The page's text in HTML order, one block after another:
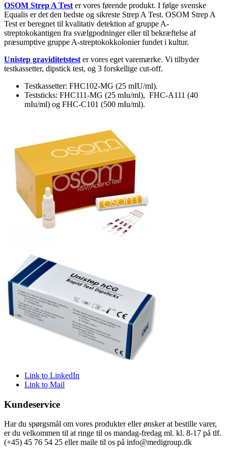
OSOM Strep A Test er vores førende produkt. I følge svenske
Equalis er det den bedste og sikreste Strep A Test. OSOM Strep A
Test er beregnet til kvalitativ detektion af gruppe A-
streptokokantigen fra svælgpodninger eller til bekræftelse af
præsumptive gruppe A-streptokokkolonier fundet i kultur.
Unistep graviditetstest er vores eget varemærke. Vi tilbyder
testkassetter, dipstick test, og 3 forskellige cut-off.
Testkassetter: FHC102-MG (25 mIU/ml).
Teststicks: FHC111-MG (25 mIu/ml), FHC-A111 (40
mIu/ml) og FHC-C101 (500 mIu/ml).
Link to LinkedIn
Link to Mail
Kundeservice
Har du spørgsmål om vores produkter eller ønsker at bestille varer,
er du velkommen til at ringe til os mandag-fredag ml. kl. 8-17 på tlf.
(+45) 45 76 54 25 eller maile til os på info@medigroup.dk